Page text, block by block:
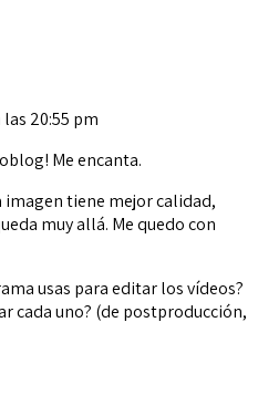
20:55 pm
Me encanta.
tiene mejor calidad,
muy allá. Me quedo con
usas para editar los vídeos?
cada uno? (de postproducción,